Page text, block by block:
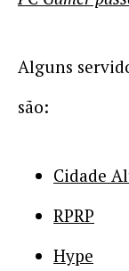
Alguns
são:
Cidade
RPRP
Hype